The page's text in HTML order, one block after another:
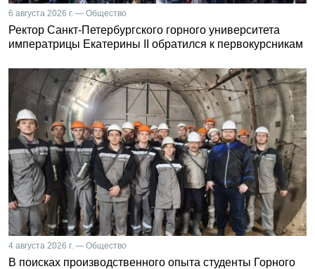
6 августа 2026 г. — Общество
Ректор Санкт-Петербургского горного университета
императрицы Екатерины II обратился к первокурсникам
4 августа 2026 г. — Общество
В поисках производственного опыта студенты Горного